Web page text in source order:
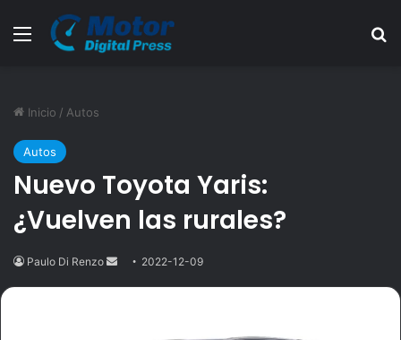
Menú
Inicio / Autos
Autos
Nuevo Toyota Yaris:
¿Vuelven las rurales?
Paulo Di Renzo
Send2022-12-09